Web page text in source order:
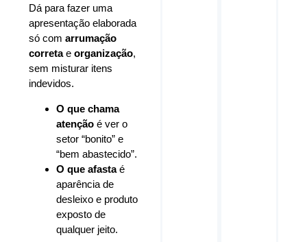
Dá para fazer uma
apresentação elaborada
só comarrumação
corretaeorganização,
sem misturar itens
indevidos.
O que chama
atenção é ver o
setor “bonito” e
“bem abastecido”.
O que afastaé
aparência de
desleixo e produto
exposto de
qualquer jeito.